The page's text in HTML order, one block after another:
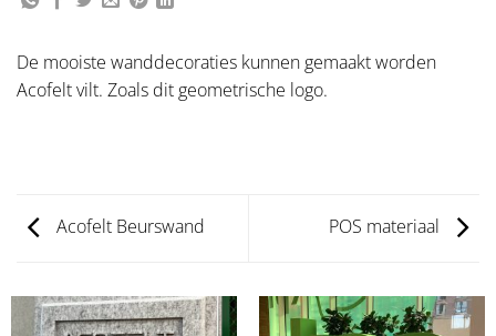
De mooiste wanddecoraties kunnen gemaakt worden
Acofelt vilt. Zoals dit geometrische logo.
Acofelt Beurswand POS materiaal